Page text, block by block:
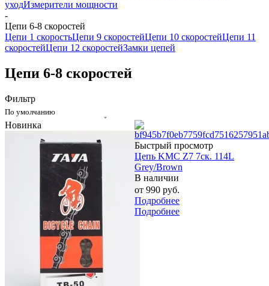
уходИзмерители мощности
-
Цепи 6-8 скоростей
Цепи 1 скоростьЦепи 9 скоростейЦепи 10 скоростейЦепи 11
скоростейЦепи 12 скоростейЗамки цепей
Цепи 6-8 скоростей
Фильтр
По умолчанию
Новинка
Быстрый просмотр
Цепь KMC Z7 7ск. 114L
Grey/Brown
В наличии
от 990 руб.
Подробнее
Подробнее